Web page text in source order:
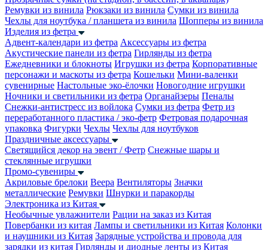
Ремувки из винила Рюкзаки из винила Сумки из винила
Чехлы для ноутбука / планшета из винила Шопперы из винила
Изделия из фетра
Адвент-календари из фетра Аксессуары из фетра
Акустические панели из фетра Гирлянды из фетра
Ежедневники и блокноты Игрушки из фетра Корпоративные
персонажи и маскоты из фетра Кошельки Мини-валенки
сувенирные Настольные эко-ёлочки Новогодние игрушки
Ночники и светильники из фетра Органайзеры Пеналы
Снежки-антистресс из войлока Сумки из фетра Фетр из
переработанного пластика / эко-фетр Фетровая подарочная
упаковка Фигурки Чехлы Чехлы для ноутбуков
Праздничные аксессуары
Светящийся декор на эвент / Фетр Снежные шары и
стеклянные игрушки
Промо-сувениры
Акриловые брелоки Веера Вентиляторы Значки
металлические Ремувки Шнурки и паракорды
Электроника из Китая
Необычные увлажнители Рации на заказ из Китая
Повербанки из китая Лампы и светильники из Китая Колонки
и наушники из Китая Зарядные устройства и провода для
зарядки из китая Гирлянды и диодные ленты из Китая